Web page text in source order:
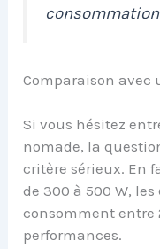
consommation
Comparaison avec
Si vous hésitez
nomade, la
critère sérieux. En
de 300 à 500 W, les
consomment entre
performances.